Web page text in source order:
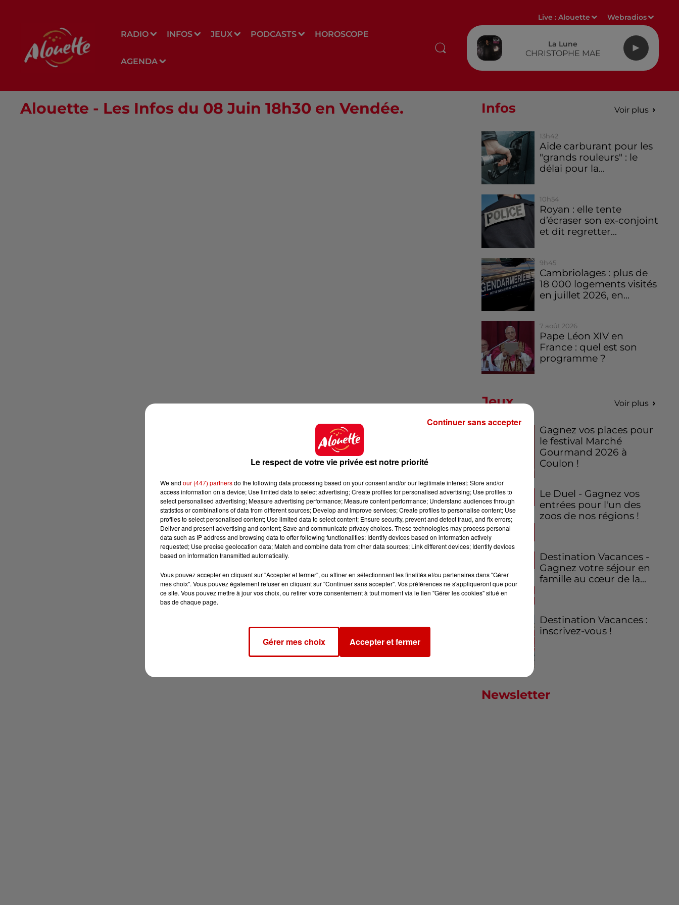
RADIO INFOS JEUX PODCASTS HOROSCOPE
AGENDA
Live :Alouette Webradios
La Lune
CHRISTOPHE MAE
Alouette - Les Infos du 08 Juin 18h30 en Vendée. Infos Voir plus
13h42
Aide carburant pour les
"grands rouleurs" : le
délai pour la...
10h54
Royan : elle tente
d’écraser son ex-conjoint
et dit regretter...
9h45
Cambriolages : plus de
18 000 logements visités
en juillet 2026, en...
7 août 2026
Pape Léon XIV en
France : quel est son
programme ?
Jeux Voir plus
Gagnez vos places pour
le festival Marché
Gourmand 2026 à
Coulon !
Le Duel - Gagnez vos
entrées pour l'un des
zoos de nos régions !
Destination Vacances -
Gagnez votre séjour en
famille au cœur de la...
Destination Vacances :
inscrivez-vous !
Newsletter
Le respect de votre vie privée est notre priorité
We and our (447) partnersdo the following data processing based on your consent and/or our legitimate interest: Store and/or
access information on a device; Use limited data to select advertising; Create profiles for personalised advertising; Use profiles to
select personalised advertising; Measure advertising performance; Measure content performance; Understand audiences through
statistics or combinations of data from different sources; Develop and improve services; Create profiles to personalise content; Use
profiles to select personalised content; Use limited data to select content; Ensure security, prevent and detect fraud, and fix errors;
Deliver and present advertising and content; Save and communicate privacy choices. These technologies may process personal
data such as IP address and browsing data to offer following functionalities: Identify devices based on information actively
requested; Use precise geolocation data; Match and combine data from other data sources; Link different devices; Identify devices
based on information transmitted automatically.
Vous pouvez accepter en cliquant sur "Accepter et fermer", ou affiner en sélectionnant les finalités et/ou partenaires dans "Gérer
mes choix". Vous pouvez également refuser en cliquant sur "Continuer sans accepter". Vos préférences ne s'appliqueront que pour
ce site. Vous pouvez mettre à jour vos choix, ou retirer votre consentement à tout moment via le lien "Gérer les cookies" situé en
bas de chaque page.
Gérer mes choix Accepter et fermer
Continuer sans accepter